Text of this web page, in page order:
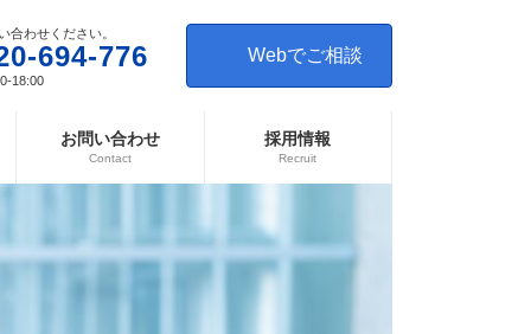
合わせください。
694-776
18:00
Webでご相談
お問い合わせ
Contact
採用情報
Recruit